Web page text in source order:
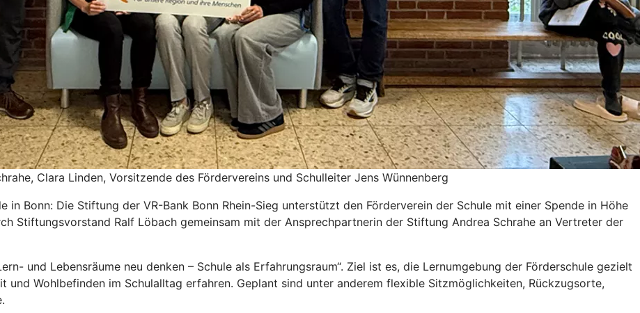
Clara Linden, Vorsitzende des Fördervereins und Schulleiter Jens Wünnenberg
in Bonn: Die Stiftung der VR-Bank Bonn Rhein-Sieg unterstützt den Förderverein der Schule mit einer Spende in Höhe
Stiftungsvorstand Ralf Löbach gemeinsam mit der Ansprechpartnerin der Stiftung Andrea Schrahe an Vertreter der
und Lebensräume neu denken – Schule als Erfahrungsraum“. Ziel ist es, die Lernumgebung der Förderschule gezielt
und Wohlbefinden im Schulalltag erfahren. Geplant sind unter anderem flexible Sitzmöglichkeiten, Rückzugsorte,